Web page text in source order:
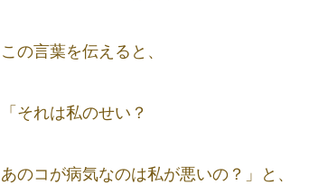
この言葉を伝えると、
「それは私のせい？
あのコが病気なのは私が悪いの？」と、